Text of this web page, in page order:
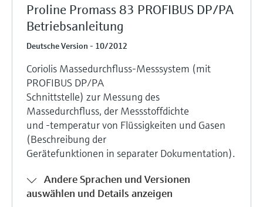
Proline Promass 83 PROFIBUS DP/PA
Betriebsanleitung
Deutsche Version - 10/2012
Coriolis Massedurchfluss-Messsystem (mit
PROFIBUS DP/PA
Schnittstelle) zur Messung des
Massedurchfluss, der Messstoffdichte
und -temperatur von Flüssigkeiten und Gasen
(Beschreibung der
Gerätefunktionen in separater Dokumentation).
Andere Sprachen und Versionen
auswählen und Details anzeigen